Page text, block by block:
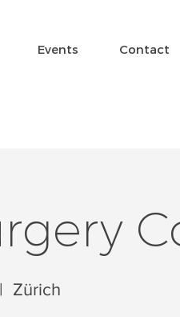
Events Contact
Zürich